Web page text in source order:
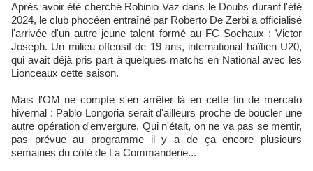
Après avoir été cherché Robinio Vaz dans le Doubs durant l'été
2024, le club phocéen entraîné par Roberto De Zerbi a officialisé
l'arrivée d'un autre jeune talent formé au FC Sochaux : Victor
Joseph. Un milieu offensif de 19 ans, international haïtien U20,
qui avait déjà pris part à quelques matchs en National avec les
Lionceaux cette saison.
Mais l'OM ne compte s'en arrêter là en cette fin de mercato
hivernal : Pablo Longoria serait d'ailleurs proche de boucler une
autre opération d'envergure. Qui n'était, on ne va pas se mentir,
pas prévue au programme il y a de ça encore plusieurs
semaines du côté de La Commanderie...